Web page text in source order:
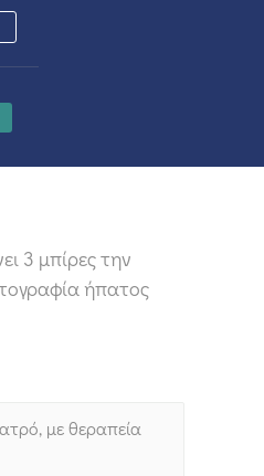
3 μπίρες την
ήπατος
με θεραπεία